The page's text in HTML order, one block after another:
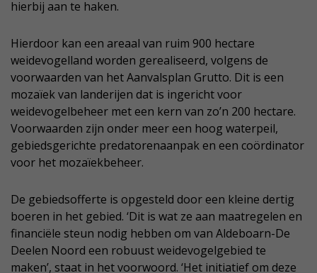
hierbij aan te haken.
Hierdoor kan een areaal van ruim 900 hectare
weidevogelland worden gerealiseerd, volgens de
voorwaarden van het Aanvalsplan Grutto. Dit is een
mozaïek van landerijen dat is ingericht voor
weidevogelbeheer met een kern van zo’n 200 hectare.
Voorwaarden zijn onder meer een hoog waterpeil,
gebiedsgerichte predatorenaanpak en een coördinator
voor het mozaïekbeheer.
De gebiedsofferte is opgesteld door een kleine dertig
boeren in het gebied. ‘Dit is wat ze aan maatregelen en
financiële steun nodig hebben om van Aldeboarn-De
Deelen Noord een robuust weidevogelgebied te
maken’, staat in het voorwoord. ‘Het initiatief om deze